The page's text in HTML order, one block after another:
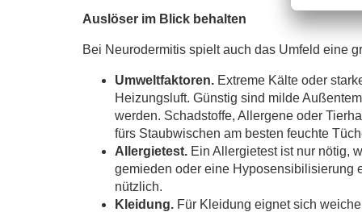
Auslöser im Blick behalten
Bei Neurodermitis spielt auch das Umfeld eine
Umweltfaktoren. Extreme Kälte oder
Heizungsluft. Günstig sind milde
werden. Schadstoffe, Allergene oder
fürs Staubwischen am besten feuchte
Allergietest. Ein Allergietest ist nur nötig,
gemieden oder eine Hyposensibilisierung
nützlich.
Kleidung. Für Kleidung eignet sich